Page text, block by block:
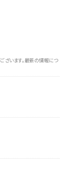
います。最新の情報につ